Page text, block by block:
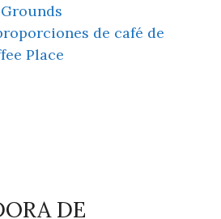
de café de
Place
DE